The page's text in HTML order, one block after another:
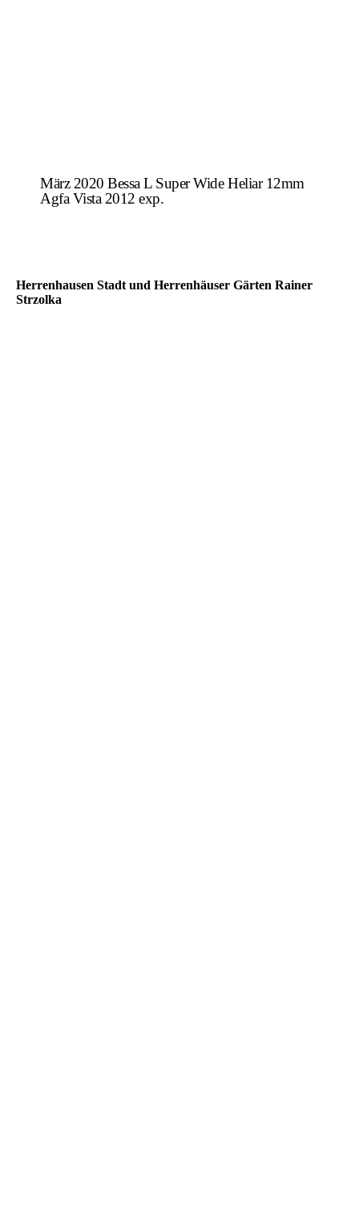
März 2020 Bessa L Super Wide Heliar 12mm
Agfa Vista 2012 exp.
Herrenhausen Stadt und Herrenhäuser Gärten Rainer
Strzolka